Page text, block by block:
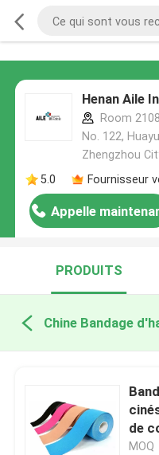
Henan Aile
Room
No. 122,
Zhengzhou
5.0
Fournisseur
Appelle
PRODUITS
Chine Bandage
de